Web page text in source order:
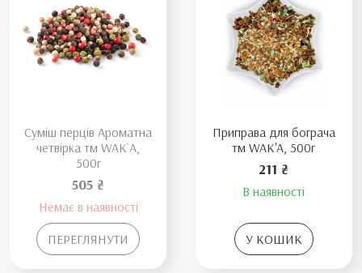
Суміш перців Ароматна
четвірка тм WAK`A,
500г
505 ₴
Немає в наявності
ПЕРЕГЛЯНУТИ
Приправа для бограча
тм WAK'A, 500г
211 ₴
В наявності
У КОШИК